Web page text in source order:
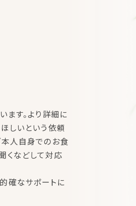
す。より詳細に
しいという依頼
本人自身でのお食
くなどして対応
確なサポートに